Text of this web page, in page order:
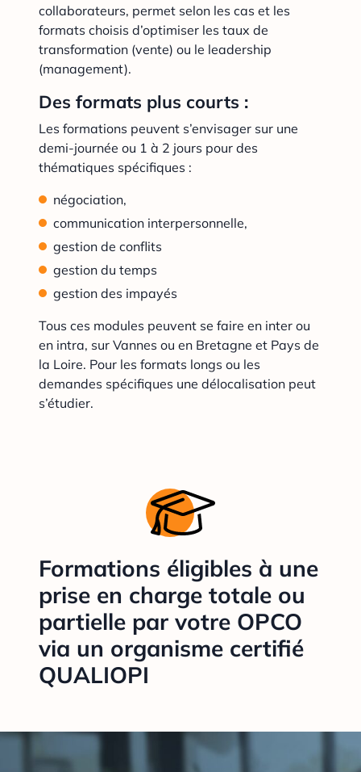
collaborateurs, permet selon les cas et les
formats choisis d’optimiser les taux de
transformation (vente) ou le leadership
(management).
Des formats plus courts :
Les formations peuvent s’envisager sur une
demi-journée ou 1 à 2 jours pour des
thématiques spécifiques :
négociation,
communication interpersonnelle,
gestion de conflits
gestion du temps
gestion des impayés
Tous ces modules peuvent se faire en inter ou
en intra, sur Vannes ou en Bretagne et Pays de
la Loire. Pour les formats longs ou les
demandes spécifiques une délocalisation peut
s’étudier.
Formations éligibles à une
prise en charge totale ou
partielle par votre OPCO
via un organisme certifié
QUALIOPI